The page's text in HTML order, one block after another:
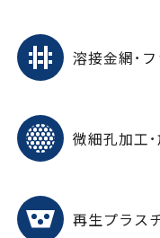
溶接金網･
微細孔加工
再生プラス